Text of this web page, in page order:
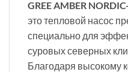
GREE AMBER
это тепловой насос
специально для
суровых северных
Благодаря высокому